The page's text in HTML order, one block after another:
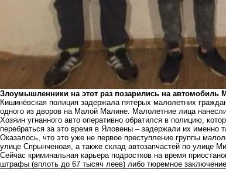
Злоумышленники на этот раз позарились на автомобиль
Кишинёвская полиция задержала пятерых малолетних
одного из дворов на Малой Малине. Малолетние лица
Хозяин угнанного авто оперативно обратился в полицию,
перебраться за это время в Яловены – задержали их именно
Оказалось, что это уже не первое преступление группы
улице Спрынченоая, а также склад автозапчастей по улице
Сейчас криминальная карьера подростков на время
штрафы (вплоть до 67 тысяч леев) либо тюремное